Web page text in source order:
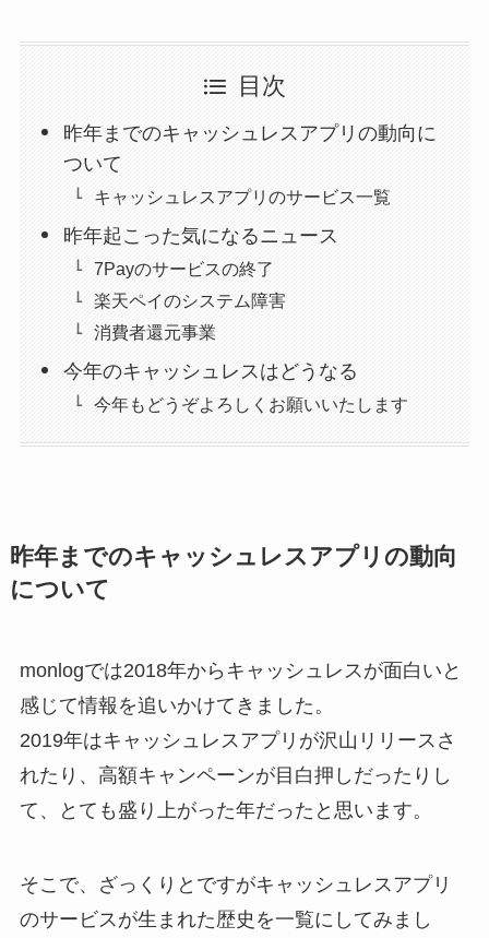
目次
昨年までのキャッシュレスアプリの動向に
ついて
キャッシュレスアプリのサービス一覧
昨年起こった気になるニュース
7Payのサービスの終了
楽天ペイのシステム障害
消費者還元事業
今年のキャッシュレスはどうなる
今年もどうぞよろしくお願いいたします
昨年までのキャッシュレスアプリの動向
について
monlogでは2018年からキャッシュレスが面白いと
感じて情報を追いかけてきました。
2019年はキャッシュレスアプリが沢山リリースさ
れたり、高額キャンペーンが目白押しだったりし
て、とても盛り上がった年だったと思います。
そこで、ざっくりとですがキャッシュレスアプリ
のサービスが生まれた歴史を一覧にしてみまし